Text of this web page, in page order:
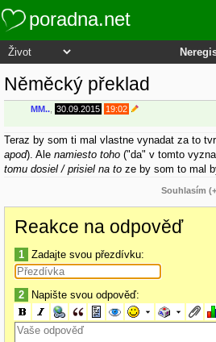
poradna.net
Něměcký překlad
MM.. 30.09.2015 19:02
Teraz by som ti mal vlastne vynadat za to
apod). Ale namiesto toho ("da" v tomto
tomu dosiel / prisiel na to ze by som to mal
Souhlasím
Reakce na odpověď
1 Zadajte svou přezdívku:
2 Napište svou odpověď: